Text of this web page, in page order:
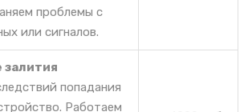
проблемы с
или сигналов.
залития
попадания
Работаем